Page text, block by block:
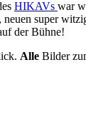
HIKAVs war
neuen super
der Bühne!
Alle Bilder